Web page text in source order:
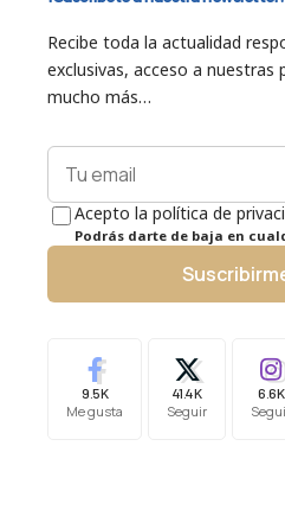
Recibe toda la actualidad
exclusivas, acceso a nuestras
mucho más…
Acepto la política de
Podrás darte de baja en
9.5K
Me gusta
41.4K
Seguir
6.6K